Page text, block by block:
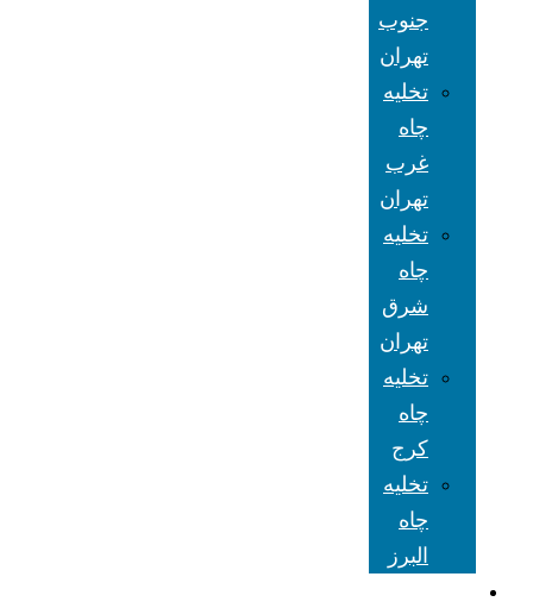
جنوب
تهران
تخلیه
چاه
غرب
تهران
تخلیه
چاه
شرق
تهران
تخلیه
چاه
کرج
تخلیه
چاه
البرز